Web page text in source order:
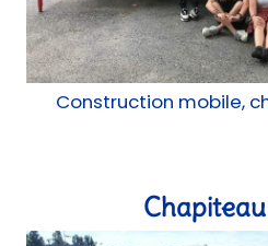
Construction mobile,